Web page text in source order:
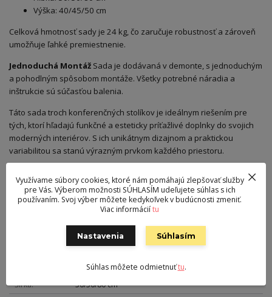
Výška: 40/45/50 cm
Celková hmotnosť sady je 24 kg, čo zaručuje robustnosť a zároveň
umožňuje ľahké premiestnenie.
Jednoduchá Montáž Sada je dodávaná v demonte, s jednoduchým
a pohodlným spôsobom montáže. Všetky potrebné náradia a
inštrukcie sú súčasťou balenia.
Táto sada troch konferenčných stolíkov je ideálnym riešením pre
tých, ktorí hľadajú funkčné a esteticky príťažlivé doplnky do svojich
moderných interiérov. S ich unikátnym dizajnom a praktickou
variabilitou sa stanú výrazným prvkom každého priestoru.
Pôvod tovaru
Parametre
sivá
40/45/50 cm
Šírka
50/50/80 cm
Využívame súbory cookies, ktoré nám pomáhajú zlepšovať služby
pre Vás. Výberom možnosti SÚHLASÍM udeľujete súhlas s ich
používaním. Svoj výber môžete kedykoľvek v budúcnosti zmeniť.
Viac informáciítu
Nastavenia Súhlasím
Súhlas môžete odmietnuťtu.